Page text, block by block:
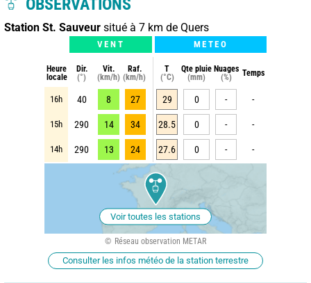
OBSERVATIONS
Station St. Sauveur situé à 7 km de Quers
VENT METEO
Heure
locale
Dir.
(°)
Vit.
(km/h)
Raf.
(km/h)
T
(°C)
Qte pluie
(mm)
Nuages
(%)
Temps
16h 40 8 27 29 0 - -
15h 290 14 34 28.5 0 - -
14h 290 13 24 27.6 0 - -
Voir toutes les stations
Réseau observation METAR
Consulter les infos météo de la station terrestre